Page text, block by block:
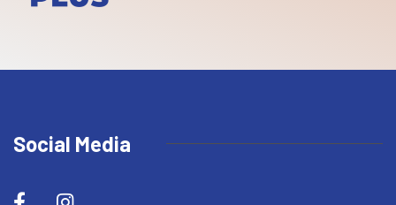
Social Media